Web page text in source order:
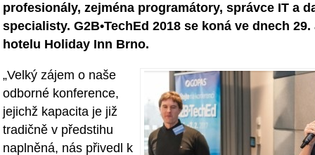
profesionály, zejména programátory, správce IT a
specialisty. G2B•TechEd 2018 se koná ve dnech 29.
hotelu Holiday Inn Brno.
„Velký zájem o naše
odborné konference,
jejichž kapacita je již
tradičně v předstihu
naplněná, nás přivedl k